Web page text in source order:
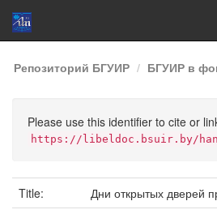
Skip
navigation
Репозиторий БГУИР БГУИР в
Please use this identifier to cite or
https://libeldoc.bsuir.by/
Title:
Дни открытых дверей